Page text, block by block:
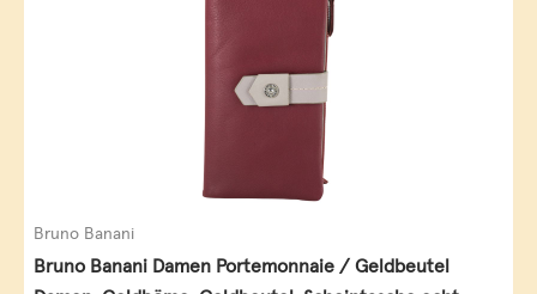
Bruno Banani
Bruno Banani Damen Portemonnaie / Geldbeutel